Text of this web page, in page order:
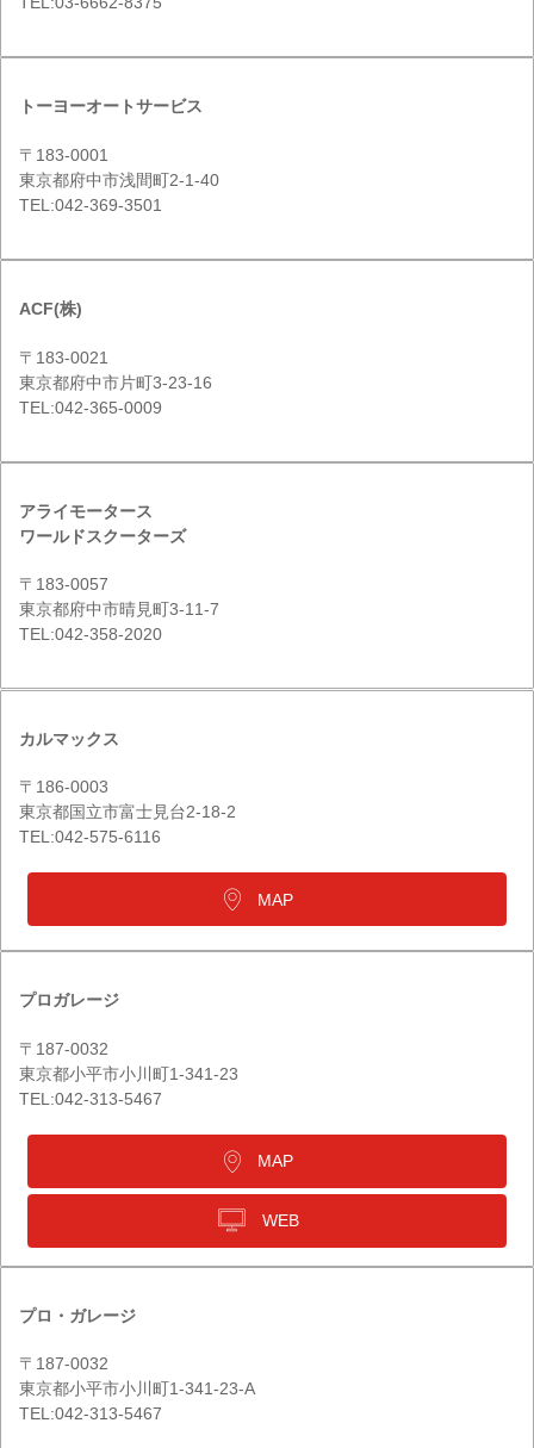
トーヨーオートサービス
〒183-0001
東京都府中市浅間町2-1-40
TEL:042-369-3501
ACF(株)
〒183-0021
東京都府中市片町3-23-16
TEL:042-365-0009
アライモータース
ワールドスクーターズ
〒183-0057
東京都府中市晴見町3-11-7
TEL:042-358-2020
カルマックス
〒186-0003
東京都国立市富士見台2-18-2
TEL:042-575-6116
MAP
プロガレージ
〒187-0032
東京都小平市小川町1-341-23
TEL:042-313-5467
MAP
WEB
プロ・ガレージ
〒187-0032
東京都小平市小川町1-341-23-A
TEL:042-313-5467